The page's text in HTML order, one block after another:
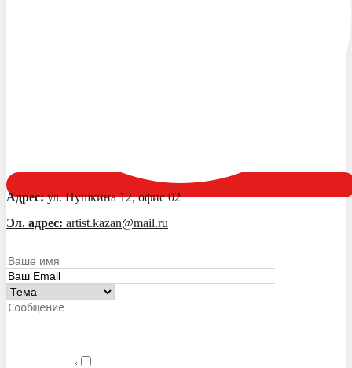
Адрес:ул. Пушкина 12, офис 02
Эл. адрес: artist.kazan@mail.ru